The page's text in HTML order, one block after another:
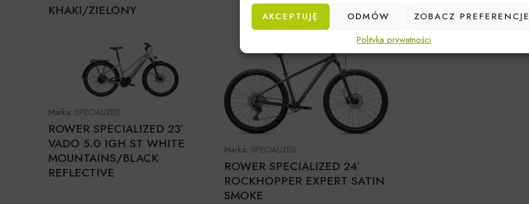
AKCEPTUJĘ ODMÓW
ZOBACZ PREFERENCJE
Polityka prywatności
KHAKI/ZIELONY
Marka: SPECIALIZED
ROWER SPECIALIZED 23′
VADO 5.0 IGH ST WHITE
MOUNTAINS/BLACK
REFLECTIVE
Marka: SPECIALIZED
ROWER SPECIALIZED 24′
ROCKHOPPER EXPERT SATIN
SMOKE